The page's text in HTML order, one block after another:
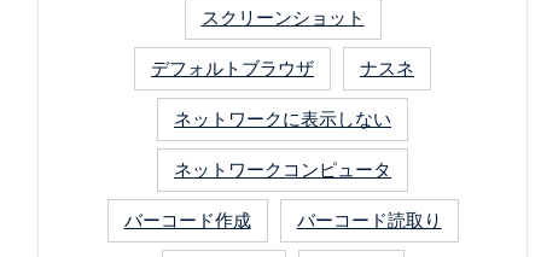
スクリーンショット
デフォルトブラウザ ナスネ
ネットワークに表示しない
ネットワークコンピュータ
バーコード作成 バーコード読取り